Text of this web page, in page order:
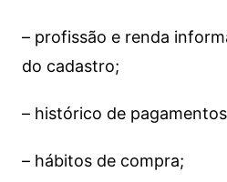
– profissão e renda
do cadastro;
– histórico de
– hábitos de compra;